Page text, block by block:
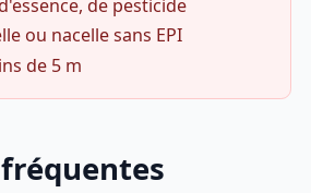
de pesticide
ou nacelle sans EPI
de 5 m